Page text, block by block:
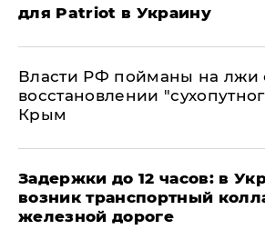
для Patriot в Украину
Власти РФ пойманы на лжи
восстановлении
Крым
Задержки до 12 часов: в
возник транспортный
железной дороге